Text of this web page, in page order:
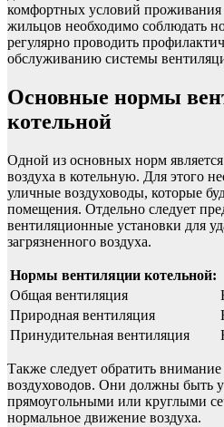
комфортных условий проживания
жильцов необходимо соблюдать
регулярно проводить
обслуживанию системы
Основные нормы
котельной
Одной из основных норм
воздуха в котельную. Для этого
уличные воздуховоды, которые
помещения. Отдельно следует
вентиляционные установки для
загрязненного воздуха.
Нормы вентиляции котельной:
Общая вентиляция
Природная вентиляция
Принудительная вентиляция
Также следует обратить
воздуховодов. Они должны быть
прямоугольными или круглыми
нормальное движение воздуха.